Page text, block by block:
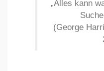
„Alles kann
(George